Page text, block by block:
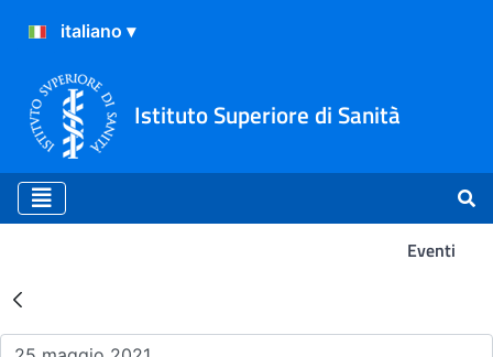
Istituto Superiore di Sanità
Eventi
Risultati della Ricerca -